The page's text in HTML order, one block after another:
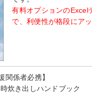
有料オプションのExcel
で、利便性が格段にアッ
関係者必携】
炊き出しハンドブック